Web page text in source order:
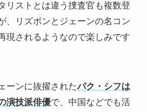
リストとは違う捜査官も複数登
、リズボンとジェーンの名コン
現されるようなので楽しみです
ーンに抜擢されたパク・シフは
演技派俳優で、中国などでも活